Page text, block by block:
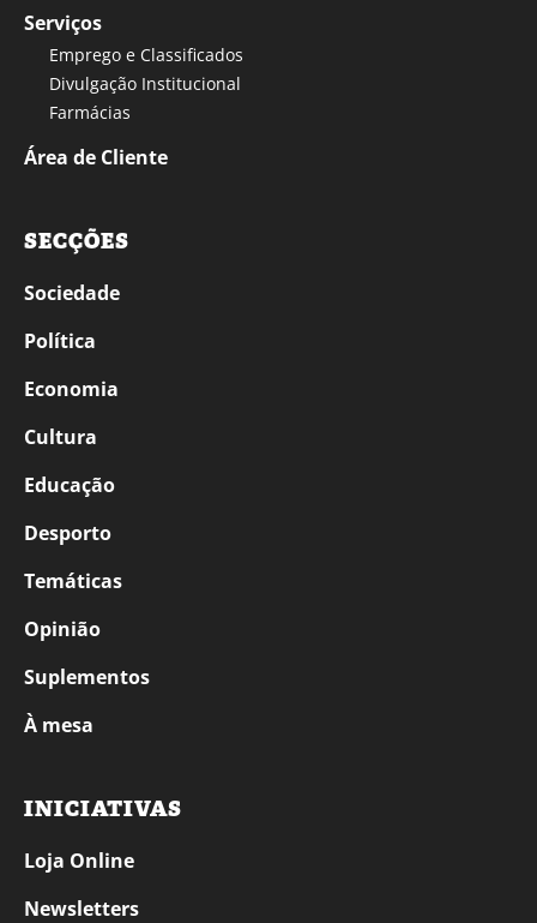
Serviços
Emprego e Classificados
Divulgação Institucional
Farmácias
Área de Cliente
SECÇÕES
Sociedade
Política
Economia
Cultura
Educação
Desporto
Temáticas
Opinião
Suplementos
À mesa
INICIATIVAS
Loja Online
Newsletters